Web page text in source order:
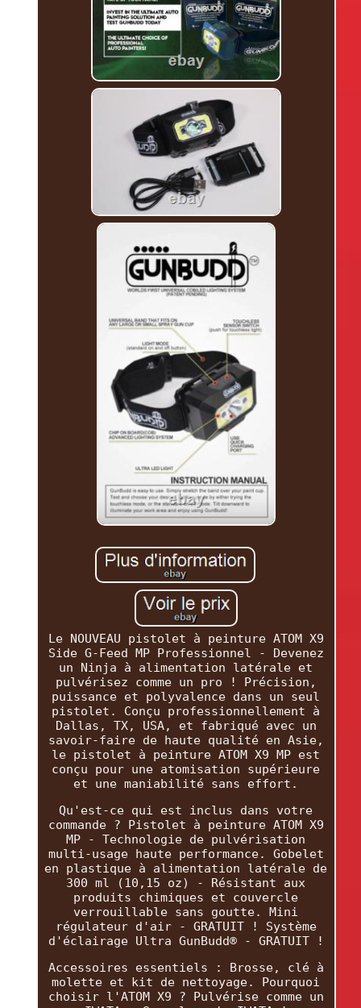
Le NOUVEAU pistolet à peinture ATOM X9
Side G-Feed MP Professionnel - Devenez
un Ninja à alimentation latérale et
pulvérisez comme un pro ! Précision,
puissance et polyvalence dans un seul
pistolet. Conçu professionnellement à
Dallas, TX, USA, et fabriqué avec un
savoir-faire de haute qualité en Asie,
le pistolet à peinture ATOM X9 MP est
conçu pour une atomisation supérieure
et une maniabilité sans effort.
Qu'est-ce qui est inclus dans votre
commande ? Pistolet à peinture ATOM X9
MP - Technologie de pulvérisation
multi-usage haute performance. Gobelet
en plastique à alimentation latérale de
300 ml (10,15 oz) - Résistant aux
produits chimiques et couvercle
verrouillable sans goutte. Mini
régulateur d'air - GRATUIT ! Système
d'éclairage Ultra GunBudd® - GRATUIT !
Accessoires essentiels : Brosse, clé à
molette et kit de nettoyage. Pourquoi
choisir l'ATOM X9 ? Pulvérise comme un